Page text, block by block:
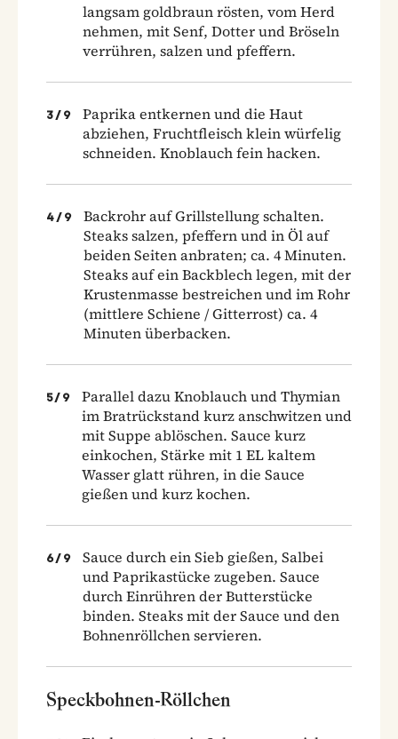
langsam goldbraun rösten, vom Herd
nehmen, mit Senf, Dotter und Bröseln
verrühren, salzen und pfeffern.
3 / 9
Paprika entkernen und die Haut
abziehen, Fruchtfleisch klein würfelig
schneiden. Knoblauch fein hacken.
4 / 9
Backrohr auf Grillstellung schalten.
Steaks salzen, pfeffern und in Öl auf
beiden Seiten anbraten; ca. 4 Minuten.
Steaks auf ein Backblech legen, mit der
Krustenmasse bestreichen und im Rohr
(mittlere Schiene / Gitterrost) ca. 4
Minuten überbacken.
5/ 9
Parallel dazu Knoblauch und Thymian
im Bratrückstand kurz anschwitzen und
mit Suppe ablöschen. Sauce kurz
einkochen, Stärke mit 1 EL kaltem
Wasser glatt rühren, in die Sauce
gießen und kurz kochen.
6/ 9
Sauce durch ein Sieb gießen, Salbei
und Paprikastücke zugeben. Sauce
durch Einrühren der Butterstücke
binden. Steaks mit der Sauce und den
Bohnenröllchen servieren.
Speckbohnen-Röllchen